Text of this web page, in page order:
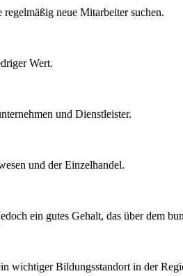
neue Mitarbeiter suchen.
Wert.
und Dienstleister.
und der Einzelhandel.
ein gutes Gehalt, das über dem
wichtiger Bildungsstandort in der